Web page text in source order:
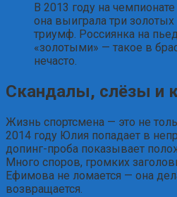
В 2013 году на
она выиграла три
триумф. Россиянка на
«золотыми» — такое в
нечасто.
Скандалы, слёзы и
Жизнь спортсмена — это не
2014 году Юлия попадает в
допинг-проба показывает
Много споров, громких
Ефимова не ломается — она
возвращается.